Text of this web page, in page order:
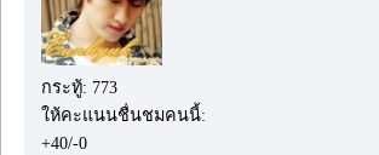
กระทู้: 773
ให้คะแนนชื่นชมคนนี้:
+40/-0